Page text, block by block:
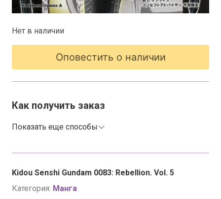
Kidou Senshi Gundam 0083: Rebellion. Vol. 5
Категория: Манга
Нет в наличии
Оповестить о наличии
Как получить заказ
Показать еще способы